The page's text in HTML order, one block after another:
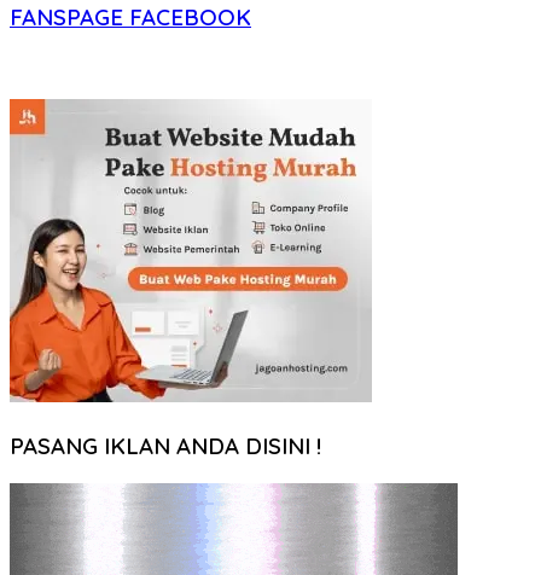
FANSPAGE FACEBOOK
PASANG IKLAN ANDA DISINI !